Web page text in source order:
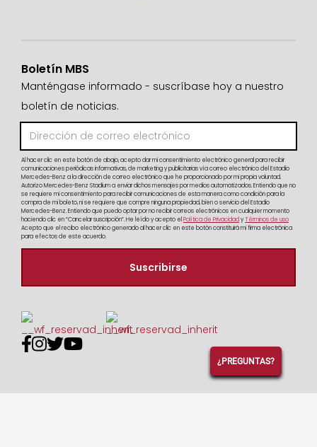
Boletín MBS
Manténgase informado - suscríbase hoy a nuestro
boletín de noticias.
Al hacer clic en este botón de abajo, acepto dar mi consentimiento electrónico general para recibir
comunicaciones periódicas informativas, de marketing y publicitarias vía correo electrónico del Estadio
Mercedes-Benz a la dirección de correo electrónico que he proporcionado por mi propia voluntad.
Autorizo Mercedes-Benz Stadium a enviar dichos mensajes por medios automatizados. Entiendo que no
se requiere mi consentimiento para recibir comunicaciones de esta manera como condición para la
compra de mi boleto, ni se requiere que compre ninguna propiedad, bien o servicio del Estadio
Mercedes-Benz. Entiendo que puedo optar por no recibir correos electrónicos en cualquier momento
haciendo clic en “Cancelar suscripción”. He leído y acepto el Política de PrivacidadyTérminos de uso
Acepto que el recibo electrónico generado al hacer clic en este botón constituirá mi firma electrónica
para efectos de este acuerdo.

¿PREGUNTAS?